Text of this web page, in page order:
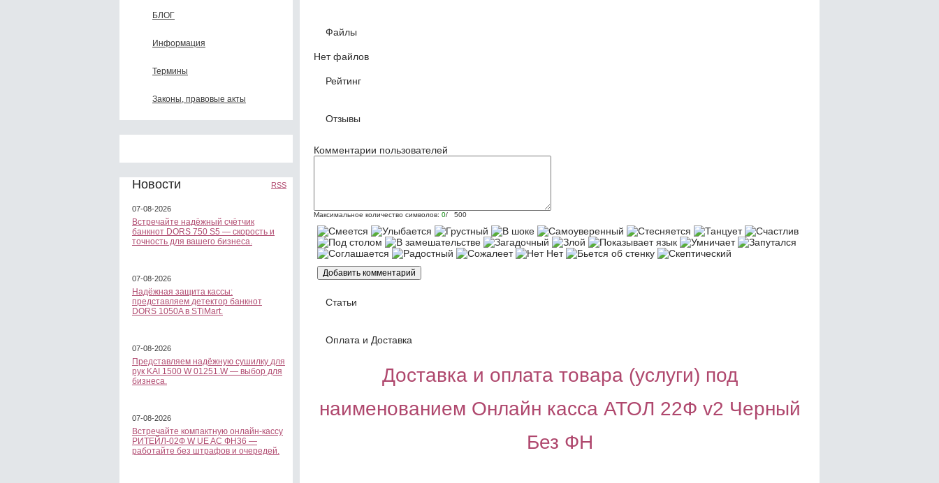
БЛОГ
Информация
Термины
Законы, правовые акты
Новости RSS
07-08-2026
Встречайте надёжный счётчик
банкнот DORS 750 S5 — скорость и
точность для вашего бизнеса.
07-08-2026
Надёжная защита кассы:
представляем детектор банкнот
DORS 1050A в STiMart.
07-08-2026
Представляем надёжную сушилку для
рук KAI 1500 W 01251.W — выбор для
бизнеса.
07-08-2026
Встречайте компактную онлайн-кассу
РИТЕЙЛ-02Ф W UE AC ФН36 —
работайте без штрафов и очередей.
Файлы
Нет файлов
Рейтинг
Отзывы
Комментарии пользователей
Максимальное количество символов: 0/ 500
Статьи
Оплата и Доставка
Доставка и оплата товара (услуги) под
наименованием Онлайн касса АТОЛ 22Ф v2 Черный
Без ФН